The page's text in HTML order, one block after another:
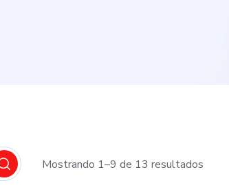
Mostrando 1–9 de 13 resultados